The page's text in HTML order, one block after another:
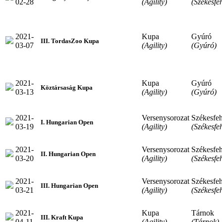
2021-
03-07
III. TordasZoo Kupa
Kupa
(Agility)
Gyúró
(Gyúró)
2021-
03-13
Köztársaság Kupa
Kupa
(Agility)
Gyúró
(Gyúró)
2021-
03-19
I. Hungarian Open
Versenysorozat
(Agility)
2021-
03-20
II. Hungarian Open
Versenysorozat
(Agility)
2021-
03-21
III. Hungarian Open
Versenysorozat
(Agility)
2021-
III. Kraft Kupa
Kupa
Tárnok